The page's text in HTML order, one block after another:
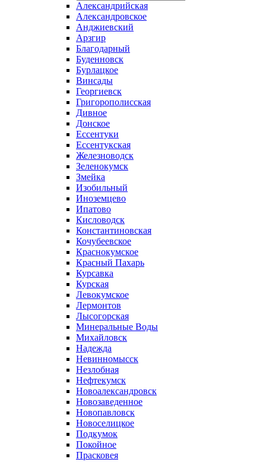
Александрийская
Александровское
Анджиевский
Арзгир
Благодарный
Буденновск
Бурлацкое
Винсады
Георгиевск
Григорополисская
Дивное
Донское
Ессентуки
Ессентукская
Железноводск
Зеленокумск
Змейка
Изобильный
Иноземцево
Ипатово
Кисловодск
Константиновская
Кочубеевское
Краснокумское
Красный Пахарь
Курсавка
Курская
Левокумское
Лермонтов
Лысогорская
Минеральные Воды
Михайловск
Надежда
Невинномысск
Незлобная
Нефтекумск
Новоалександровск
Новозаведенное
Новопавловск
Новоселицкое
Подкумок
Покойное
Прасковея